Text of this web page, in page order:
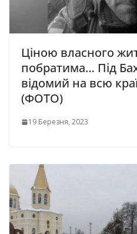
Ціною власного
побратима… Під
відомий на всю
(ФОТО)
19 Березня, 2023